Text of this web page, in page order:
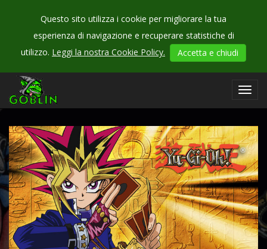
Questo sito utilizza i cookie per migliorare la tua
esperienza di navigazione e recuperare statistiche di
utilizzo. Leggi la nostra Cookie Policy. Accetta e chiudi
CHECK
OUR